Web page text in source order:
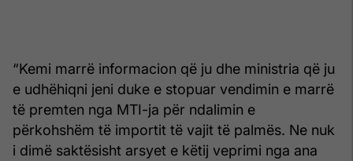
“Kemi marrë informacion që ju dhe ministria që ju
e udhëhiqni jeni duke e stopuar vendimin e marrë
të premten nga MTI-ja për ndalimin e
përkohshëm të importit të vajit të palmës. Ne nuk
i dimë saktësisht arsyet e këtij veprimi nga ana